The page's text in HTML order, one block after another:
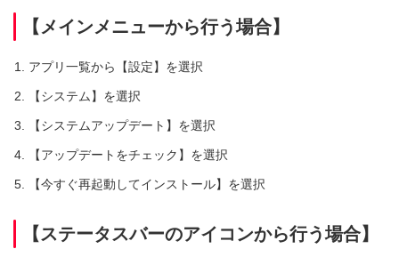
【メインメニューから行う場合】
アプリ一覧から【設定】を選択
【システム】を選択
【システムアップデート】を選択
【アップデートをチェック】を選択
【今すぐ再起動してインストール】を選択
【ステータスバーのアイコンから行う場合】